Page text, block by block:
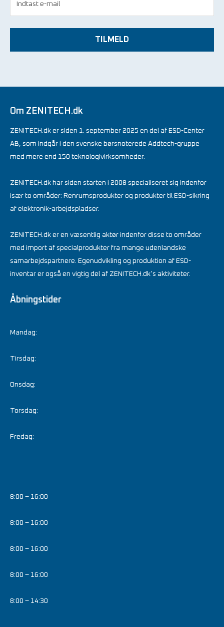
TILMELD
Om ZENITECH.dk
ZENITECH.dk er siden 1. september 2025 en del af ESD-Center
AB, som indgår i den svenske børsnoterede Addtech-gruppe
med mere end 150 teknologivirksomheder.
ZENITECH.dk har siden starten i 2008 specialiseret sig indenfor
især to områder: Renrumsprodukter og produkter til ESD-sikring
af elektronik-arbejdspladser.
ZENITECH.dk er en væsentlig aktør indenfor disse to områder
med import af specialprodukter fra mange udenlandske
samarbejdspartnere. Egenudvikling og produktion af ESD-
inventar er også en vigtig del af ZENITECH.dk’s aktiviteter.
Åbningstider
Mandag:
Tirsdag:
Onsdag:
Torsdag:
Fredag:
8:00 – 16:00
8:00 – 16:00
8:00 – 16:00
8:00 – 16:00
8:00 – 14:30